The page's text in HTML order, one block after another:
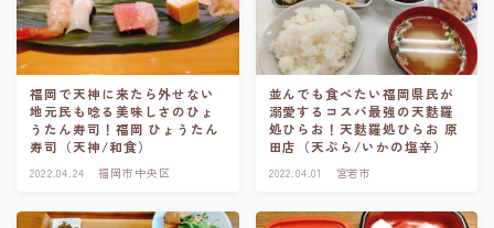
福岡で天神に来たら外せない
地元民も唸る美味しさのひょ
うたん寿司！福岡 ひょうたん
寿司（天神/和食）
2022.04.24 福岡市中央区
並んでも食べたい福岡県民が
溺愛するコスパ最強の天麩羅
処ひらお！天麩羅処ひらお 原
田店（天ぷら/いかの塩辛）
2022.04.01 宮若市